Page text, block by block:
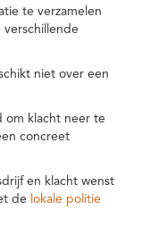
te verzamelen
niet over een
klacht neer te
concreet
en klacht wenst
de lokale politie